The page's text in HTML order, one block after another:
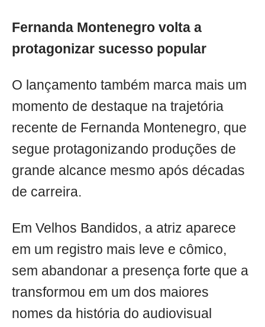
Fernanda Montenegro volta a
protagonizar sucesso popular
O lançamento também marca mais um
momento de destaque na trajetória
recente de Fernanda Montenegro, que
segue protagonizando produções de
grande alcance mesmo após décadas
de carreira.
Em Velhos Bandidos, a atriz aparece
em um registro mais leve e cômico,
sem abandonar a presença forte que a
transformou em um dos maiores
nomes da história do audiovisual